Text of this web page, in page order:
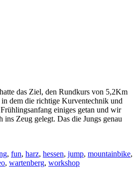
das Ziel, den Rundkurs von 5,2Km
dem die richtige Kurventechnik und
einiges getan und wir
Zeug gelegt. Das die Jungs genau
, fun, harz, hessen, jump, mountainbike,
, wartenberg, workshop